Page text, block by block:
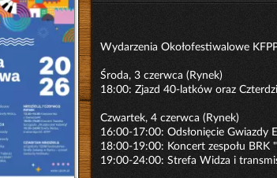
Wydarzenia Okołofestiwalowe
Środa, 3 czerwca (Rynek)
18:00: Zjazd 40-latków oraz
Czwartek, 4 czerwca (Rynek)
16:00-17:00: Odsłonięcie Gwiazdy
18:00-19:00: Koncert zespołu BRK
19:00-24:00: Strefa Widza i